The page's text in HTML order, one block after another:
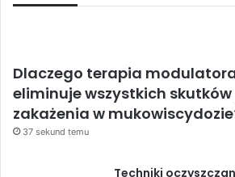
Dlaczego terapia
eliminuje wszystkich skutków
zakażenia w
37 sekund temu
Techniki